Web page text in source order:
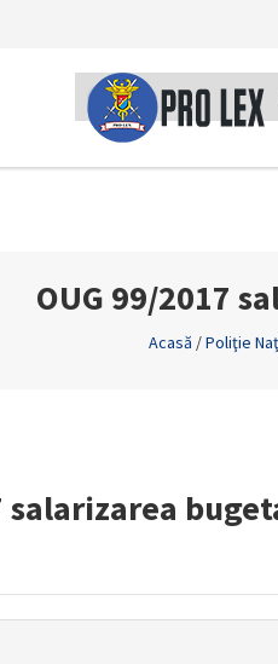
OUG 99/2017
Acasă /Poliţie
salarizarea